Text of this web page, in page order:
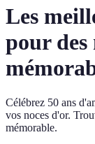
Les
pour des
Célébrez 50 ans
vos noces d'or.
mémorable.